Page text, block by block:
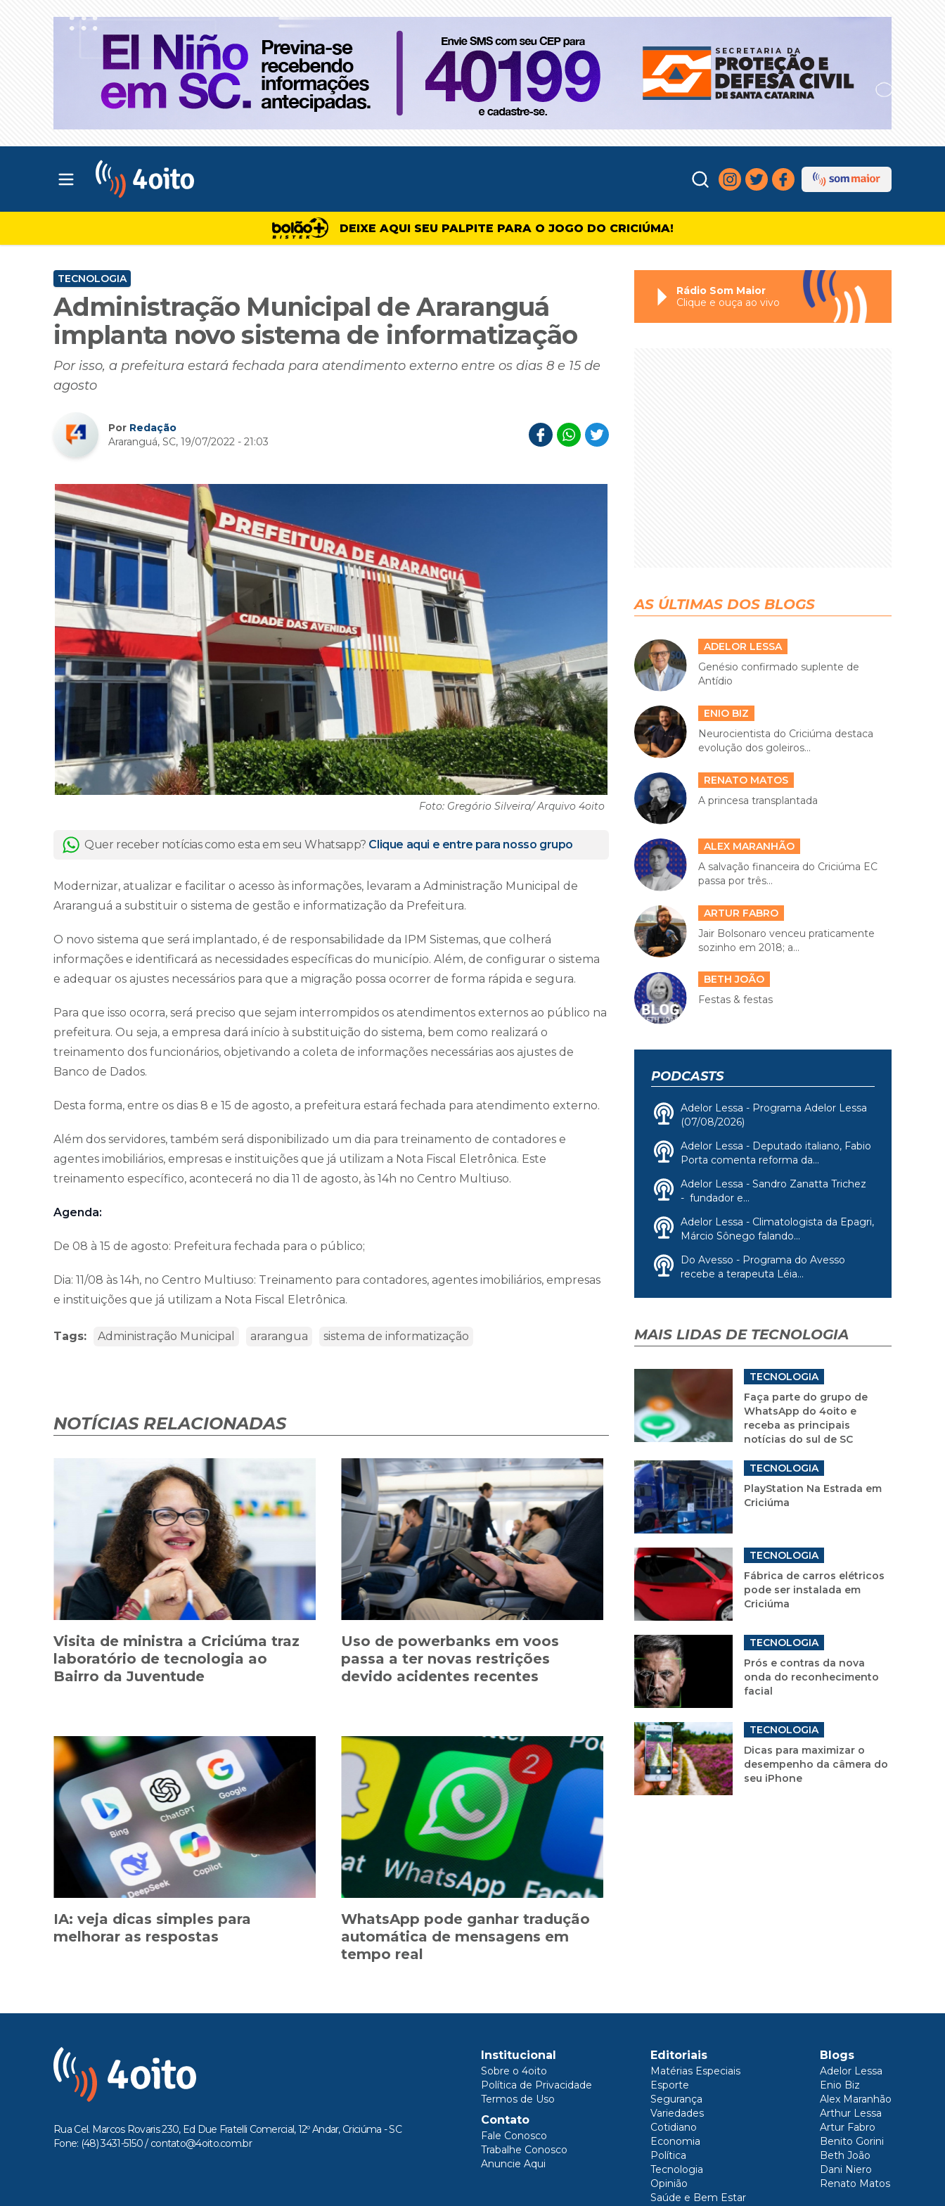
Abrir menu principal
DEIXE AQUI SEU PALPITE PARA O JOGO DO CRICIÚMA!
TECNOLOGIA
Administração Municipal de Araranguá
implanta novo sistema de informatização
Por isso, a prefeitura estará fechada para atendimento externo entre os dias 8 e 15 de
agosto
Por Redação
Araranguá, SC, 19/07/2022 - 21:03
Foto: Gregório Silveira/ Arquivo 4oito
Quer receber notícias como esta em seu Whatsapp? Clique aqui e entre para nosso grupo
Modernizar, atualizar e facilitar o acesso às informações, levaram a Administração Municipal de
Araranguá a substituir o sistema de gestão e informatização da Prefeitura.
O novo sistema que será implantado, é de responsabilidade da IPM Sistemas, que colherá
informações e identificará as necessidades específicas do município. Além, de configurar o sistema
e adequar os ajustes necessários para que a migração possa ocorrer de forma rápida e segura.
Para que isso ocorra, será preciso que sejam interrompidos os atendimentos externos ao público na
prefeitura. Ou seja, a empresa dará início à substituição do sistema, bem como realizará o
treinamento dos funcionários, objetivando a coleta de informações necessárias aos ajustes de
Banco de Dados.
Desta forma, entre os dias 8 e 15 de agosto, a prefeitura estará fechada para atendimento externo.
Além dos servidores, também será disponibilizado um dia para treinamento de contadores e
agentes imobiliários, empresas e instituições que já utilizam a Nota Fiscal Eletrônica. Este
treinamento específico, acontecerá no dia 11 de agosto, às 14h no Centro Multiuso.
Agenda:
De 08 à 15 de agosto: Prefeitura fechada para o público;
Dia: 11/08 às 14h, no Centro Multiuso: Treinamento para contadores, agentes imobiliários, empresas
e instituições que já utilizam a Nota Fiscal Eletrônica.
Tags: Administração Municipal ararangua sistema de informatização
NOTÍCIAS RELACIONADAS
Visita de ministra a Criciúma traz
laboratório de tecnologia ao
Bairro da Juventude
Uso de powerbanks em voos
passa a ter novas restrições
devido acidentes recentes
IA: veja dicas simples para
melhorar as respostas
WhatsApp pode ganhar tradução
automática de mensagens em
tempo real
Rádio Som Maior
Clique e ouça ao vivo
AS ÚLTIMAS DOS BLOGS
ADELOR LESSA
Genésio confirmado suplente de
Antídio
ENIO BIZ
Neurocientista do Criciúma destaca
evolução dos goleiros...
RENATO MATOS
A princesa transplantada
ALEX MARANHÃO
A salvação financeira do Criciúma EC
passa por três...
ARTUR FABRO
Jair Bolsonaro venceu praticamente
sozinho em 2018; a...
BETH JOÃO
Festas & festas
PODCASTS
Adelor Lessa - Programa Adelor Lessa
(07/08/2026)
Adelor Lessa - Deputado italiano, Fabio
Porta comenta reforma da...
Adelor Lessa - Sandro Zanatta Trichez
- fundador e...
Adelor Lessa - Climatologista da Epagri,
Márcio Sônego falando...
Do Avesso - Programa do Avesso
recebe a terapeuta Léia...
MAIS LIDAS DE TECNOLOGIA
TECNOLOGIA
Faça parte do grupo de
WhatsApp do 4oito e
receba as principais
notícias do sul de SC
TECNOLOGIA
PlayStation Na Estrada em
Criciúma
TECNOLOGIA
Fábrica de carros elétricos
pode ser instalada em
Criciúma
TECNOLOGIA
Prós e contras da nova
onda do reconhecimento
facial
TECNOLOGIA
Dicas para maximizar o
desempenho da câmera do
seu iPhone
Rua Cel. Marcos Rovaris 230, Ed Due Fratelli Comercial, 12º Andar, Criciúma - SC
Fone: (48) 3431-5150 / contato@4oito.com.br
Institucional
Sobre o 4oito
Política de Privacidade
Termos de Uso
Contato
Fale Conosco
Trabalhe Conosco
Anuncie Aqui
Editoriais
Matérias Especiais
Esporte
Segurança
Variedades
Cotidiano
Economia
Política
Tecnologia
Opinião
Saúde e Bem Estar
Blogs
Adelor Lessa
Enio Biz
Alex Maranhão
Arthur Lessa
Artur Fabro
Benito Gorini
Beth João
Dani Niero
Renato Matos